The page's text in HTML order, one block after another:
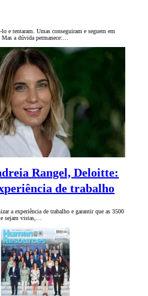
e tentaram. Umas conseguiram e seguem em
Mas a dúvida permanece:…
Rangel, Deloitte:
de trabalho
a experiência de trabalho e garantir que as 3500
sejam vistas,…